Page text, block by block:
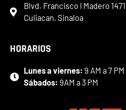
Blvd. Francisco I Madero
Culiacan, Sinaloa
HORARIOS
Lunes a viernes: 9 AM a 7 PM
Sábados: 9AM a 3 PM